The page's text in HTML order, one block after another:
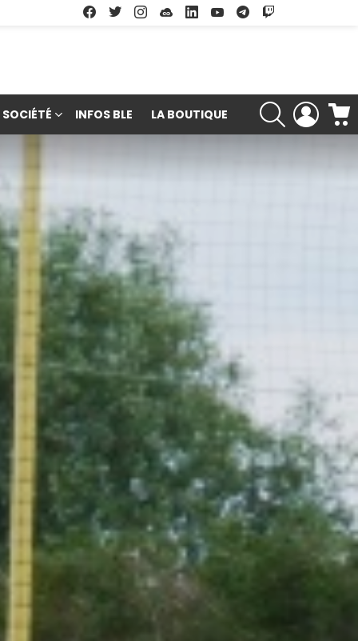
Facebook
TwitterInstagramSoundcloud
LinkedinYoutubeGoogle Play
SOCIÉTÉ INFOS BLE LA BOUTIQUE
RECHERCHE
LOGIN